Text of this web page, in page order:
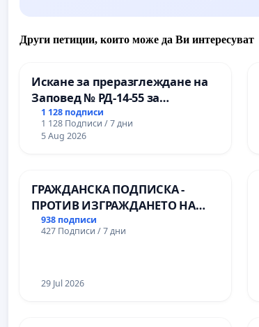
Други петиции, които може да Ви интересуват
Искане за преразглеждане на
Заповед № РД-14-55 за
вливането на
Професионалната гимназия по
промишлени технологии в
Пазарджик
1 128 подписи
1 128 Подписи / 7 дни
5 Aug 2026
ГРАЖДАНСКА ПОДПИСКА -
ПРОТИВ ИЗГРАЖДАНЕТО НА
ВЪЖЕНА ЛИНИЯ (ЛИФТ) НА
ТЕРИТОРИЯТА НА ПРИРОДНА
(БУНАРДЖИК)
938 подписи
427 Подписи / 7 дни
29 Jul 2026